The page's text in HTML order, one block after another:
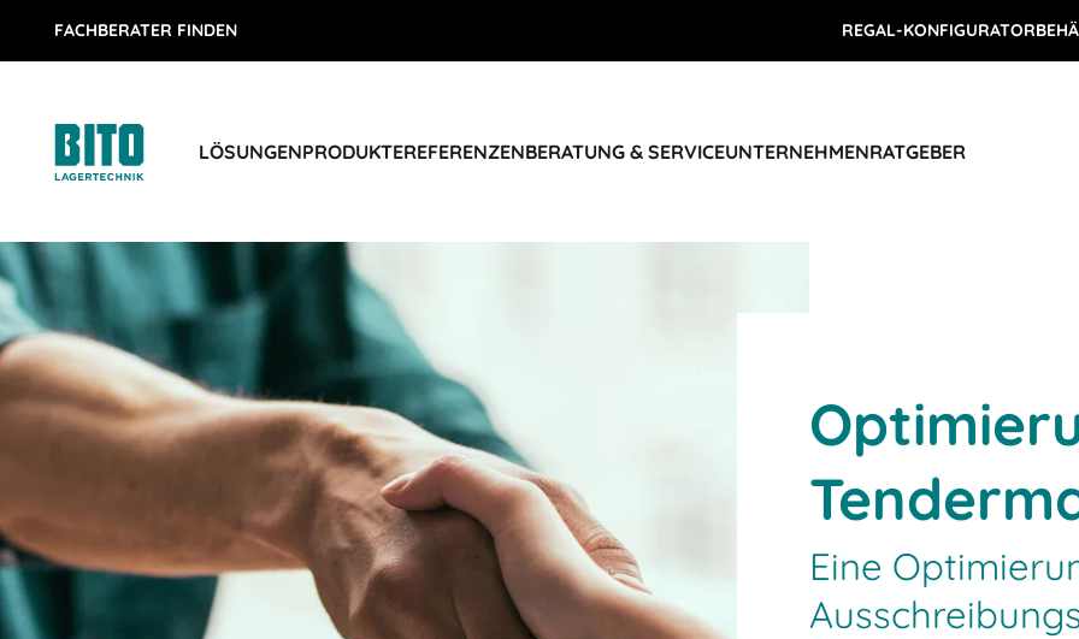
FACHBERATER FINDEN REGAL-KONFIGURATOR
LÖSUNGENPRODUKTEREFERENZENBERATUNG & SERVICEUNTERNEHMENRATGEBER
Eine